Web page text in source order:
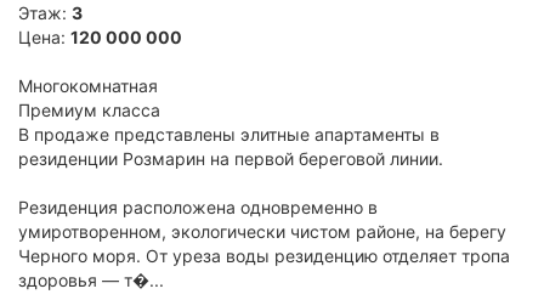
Этаж: 3
Цена: 120 000 000
Многокомнатная
Премиум класса
В продаже представлены элитные апартаменты в
резиденции Розмарин на первой береговой линии.
Резиденция расположена одновременно в
умиротворенном, экологически чистом районе, на берегу
Черного моря. От уреза воды резиденцию отделяет тропа
здоровья — т�...